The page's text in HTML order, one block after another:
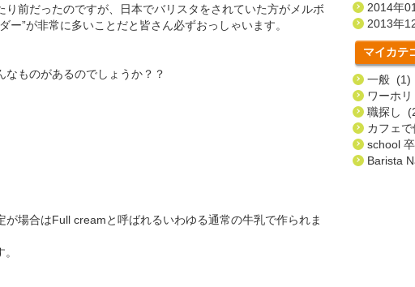
前だったのですが、日本でバリスタをされていた方がメルボ
ー”が非常に多いことだと皆さん必ずおっしゃいます。
ものがあるのでしょうか？？
場合はFull creamと呼ばれるいわゆる通常の牛乳で作られま
2014年
2013年
マイカテ
一般 (1)
ワーホ
職探し
カフェ
school
Barista